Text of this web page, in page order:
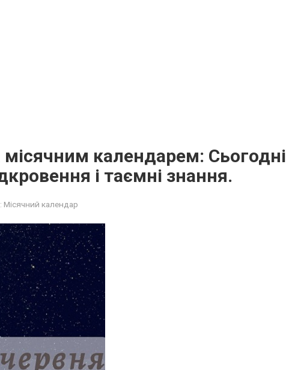
місячним календарем: Сьогодні
і таємні знання.
Місячний календар